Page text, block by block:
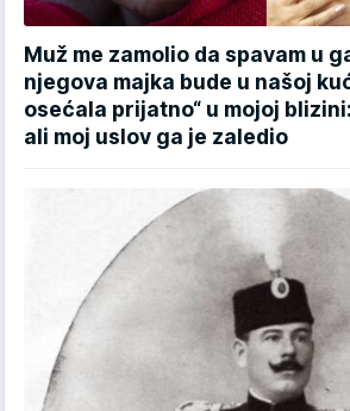
Muž me zamolio da spavam u
njegova majka bude u našoj
osećala prijatno“ u mojoj
ali moj uslov ga je zaledio